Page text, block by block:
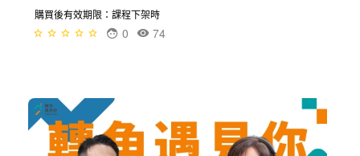
購買後有效期限：課程下架時
74
0